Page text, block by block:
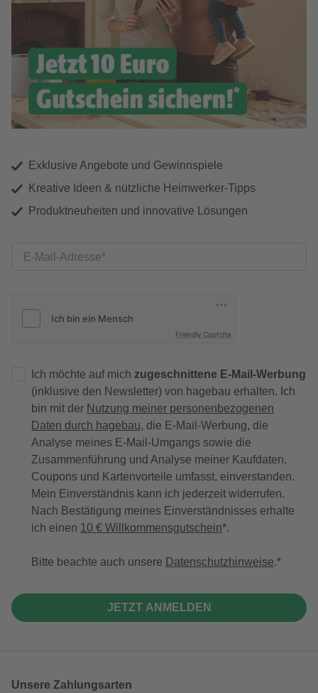
Exklusive Angebote und Gewinnspiele
Kreative Ideen & nützliche Heimwerker-Tipps
Produktneuheiten und innovative Lösungen
E-Mail-Adresse
Friendly Captcha
Ich möchte auf mich zugeschnittene E-Mail-Werbung
(inklusive den Newsletter) von hagebau erhalten. Ich
bin mit der Nutzung meiner personenbezogenen
Daten durch hagebau, die E-Mail-Werbung, die
Analyse meines E-Mail-Umgangs sowie die
Zusammenführung und Analyse meiner Kaufdaten,
Coupons und Kartenvorteile umfasst, einverstanden.
Mein Einverständnis kann ich jederzeit widerrufen.
Nach Bestätigung meines Einverständnisses erhalte
ich einen 10 € Willkommensgutschein*.
Bitte beachte auch unsere Datenschutzhinweise.
JETZT ANMELDEN
Unsere Zahlungsarten